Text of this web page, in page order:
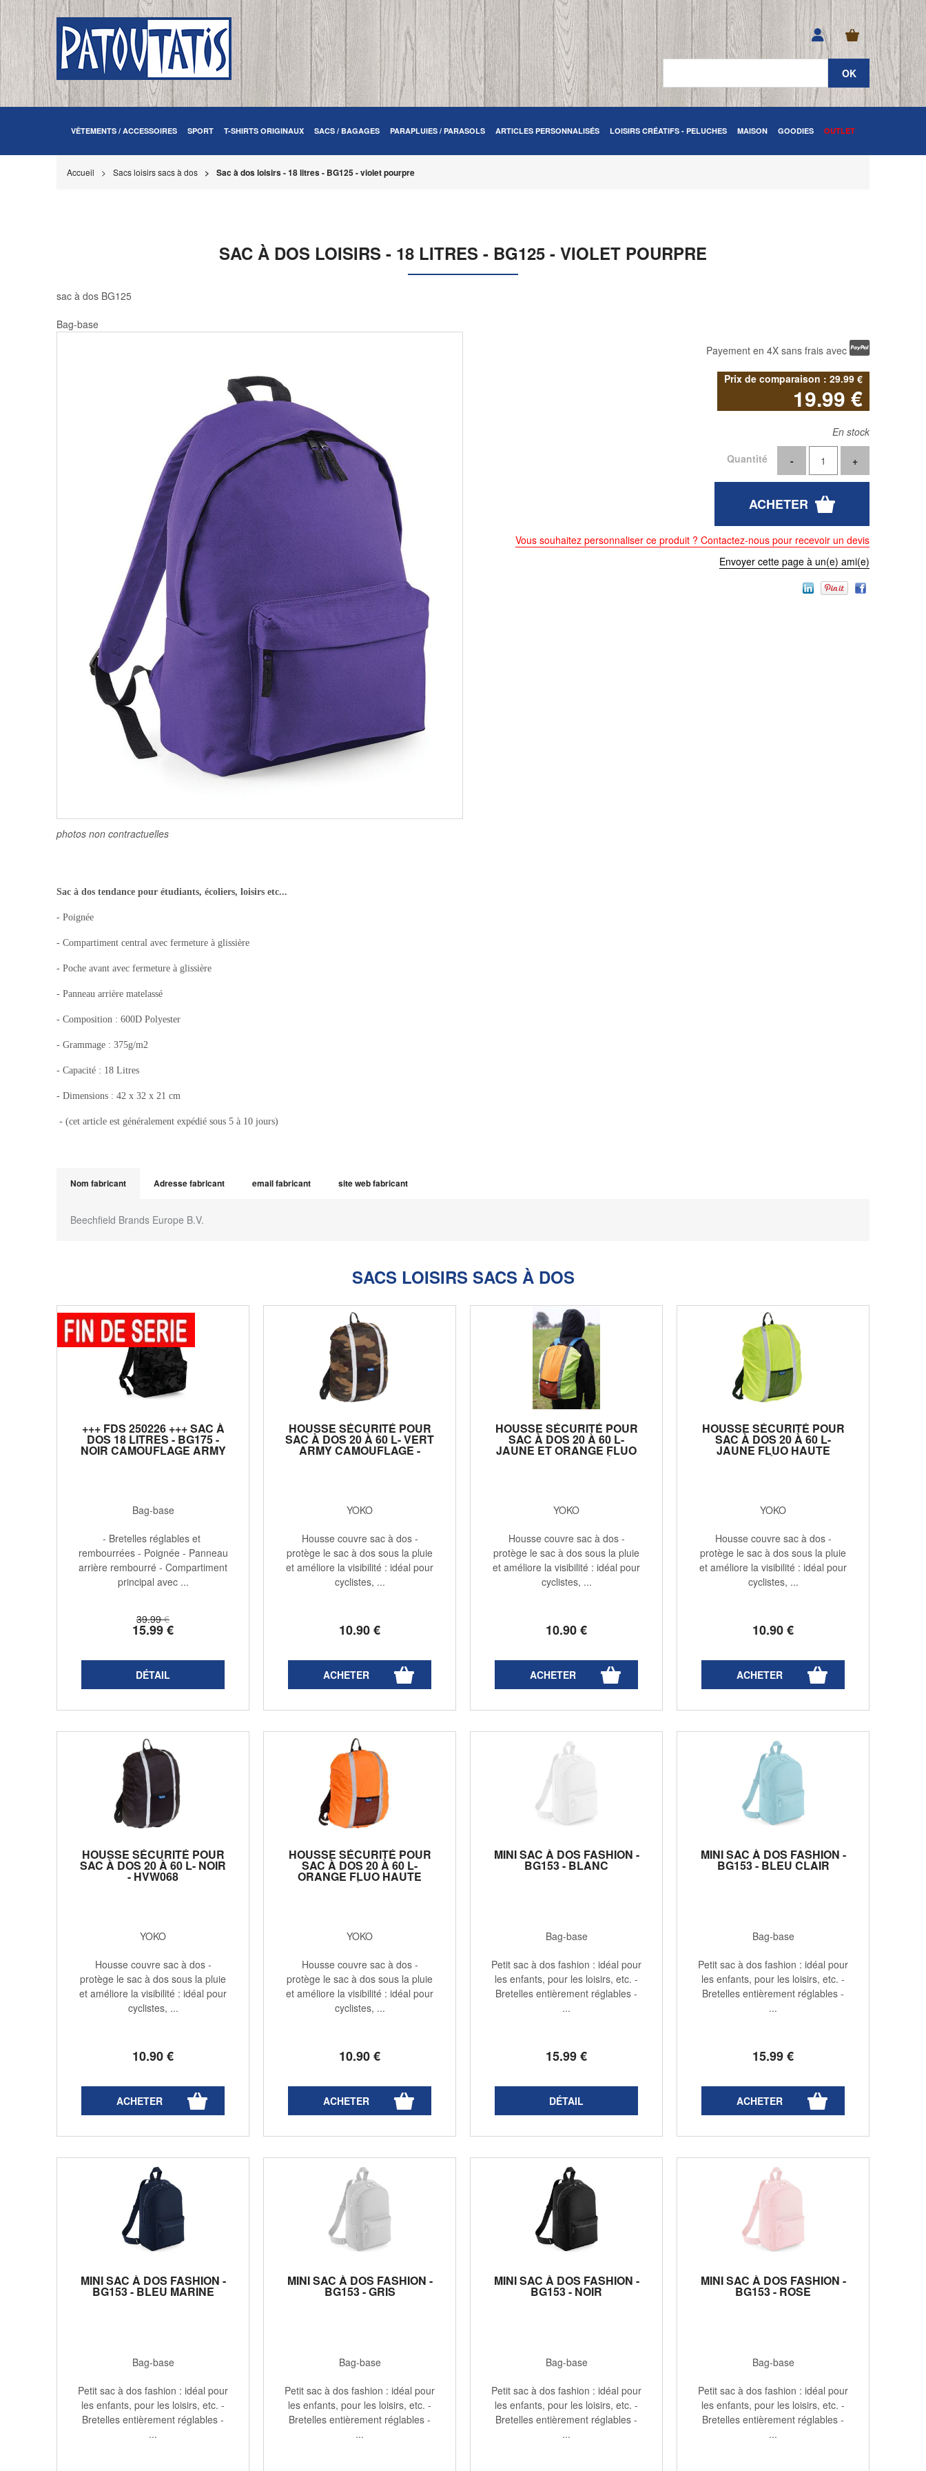
VÊTEMENTS / ACCESSOIRES SPORT T-SHIRTS ORIGINAUX SACS / BAGAGES PARAPLUIES / PARASOLS ARTICLES PERSONNALISÉS LOISIRS CRÉATIFS - PELUCHES MAISON GOODIES OUTLET
Accueil Sacs loisirs sacs à dos Sac à dos loisirs - 18 litres - BG125 - violet pourpre
SAC À DOS LOISIRS - 18 LITRES - BG125 - VIOLET POURPRE
sac à dos BG125
Bag-base
photos non contractuelles
Payement en 4X sans frais avec
29.99 €
19.99 €
En stock
Quantité
Vous souhaitez personnaliser ce produit ? Contactez-nous pour recevoir un devis
Envoyer cette page à un(e) ami(e)
Sac à dos tendance pour étudiants, écoliers, loisirs etc...
- Poignée
- Compartiment central avec fermeture à glissière
- Poche avant avec fermeture à glissière
- Panneau arrière matelassé
- Composition : 600D Polyester
- Grammage : 375g/m2
- Capacité : 18 Litres
- Dimensions : 42 x 32 x 21 cm
- (cet article est généralement expédié sous 5 à 10 jours)
Nom fabricant Adresse fabricant email fabricant site web fabricant
Beechfield Brands Europe B.V.
SACS LOISIRS SACS À DOS
+++ FDS 250226 +++ SAC À
DOS 18 LITRES - BG175 -
NOIR CAMOUFLAGE ARMY
Bag-base
39.99 €
15.99€
- Bretelles réglables et
rembourrées - Poignée - Panneau
arrière rembourré - Compartiment
principal avec ...
HOUSSE SÉCURITÉ POUR
SAC À DOS 20 À 60 L- VERT
ARMY CAMOUFLAGE -
YOKO
10.90€
Housse couvre sac à dos -
protège le sac à dos sous la pluie
et améliore la visibilité : idéal pour
cyclistes, ...
HOUSSE SÉCURITÉ POUR
SAC À DOS 20 À 60 L-
JAUNE ET ORANGE FLUO
HAUTE VISIBILITÉ -
YOKO
10.90€
Housse couvre sac à dos -
protège le sac à dos sous la pluie
et améliore la visibilité : idéal pour
cyclistes, ...
HOUSSE SÉCURITÉ POUR
SAC À DOS 20 À 60 L-
JAUNE FLUO HAUTE
VISIBILITÉ - HVW068
YOKO
10.90€
Housse couvre sac à dos -
protège le sac à dos sous la pluie
et améliore la visibilité : idéal pour
cyclistes, ...
HOUSSE SÉCURITÉ POUR
SAC À DOS 20 À 60 L- NOIR
- HVW068
YOKO
10.90€
Housse couvre sac à dos -
protège le sac à dos sous la pluie
et améliore la visibilité : idéal pour
cyclistes, ...
HOUSSE SÉCURITÉ POUR
SAC À DOS 20 À 60 L-
ORANGE FLUO HAUTE
VISIBILITÉ - HVW068
YOKO
10.90€
Housse couvre sac à dos -
protège le sac à dos sous la pluie
et améliore la visibilité : idéal pour
cyclistes, ...
MINI SAC À DOS FASHION -
BG153 - BLANC
Bag-base
15.99€
Petit sac à dos fashion : idéal pour
les enfants, pour les loisirs, etc. -
Bretelles entièrement réglables -
...
MINI SAC À DOS FASHION -
BG153 - BLEU CLAIR
Bag-base
15.99€
Petit sac à dos fashion : idéal pour
les enfants, pour les loisirs, etc. -
Bretelles entièrement réglables -
...
MINI SAC À DOS FASHION -
BG153 - BLEU MARINE
Bag-base
Petit sac à dos fashion : idéal pour
les enfants, pour les loisirs, etc. -
Bretelles entièrement réglables -
...
MINI SAC À DOS FASHION -
BG153 - GRIS
Bag-base
Petit sac à dos fashion : idéal pour
les enfants, pour les loisirs, etc. -
Bretelles entièrement réglables -
...
MINI SAC À DOS FASHION -
BG153 - NOIR
Bag-base
Petit sac à dos fashion : idéal pour
les enfants, pour les loisirs, etc. -
Bretelles entièrement réglables -
...
MINI SAC À DOS FASHION -
BG153 - ROSE
Bag-base
Petit sac à dos fashion : idéal pour
les enfants, pour les loisirs, etc. -
Bretelles entièrement réglables -
...